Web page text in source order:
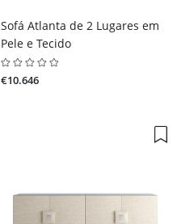
Sofá Atlanta de 2 Lugares em
Pele e Tecido
€10.646